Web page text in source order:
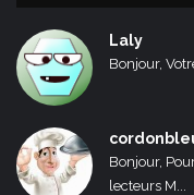
Laly
Bonjour,
Bonjour,
lecteurs M...